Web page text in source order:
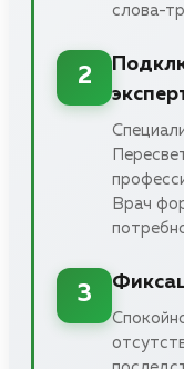
слова-
2
Врач
3